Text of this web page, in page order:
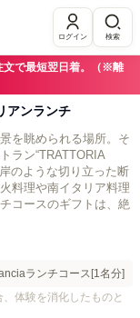
ログイン 検索
文で最短翌日着。（※離
アンランチ
を眺められる場所。そ
ラン“TRATTORIA
のような切り立った断
料理や南イタリア料理
コースのギフトは、絶
ランチコース[1名分]
体験を消化したものと